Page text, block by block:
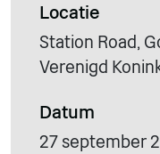
Locatie
Station Road,
Verenigd
Datum
27 september